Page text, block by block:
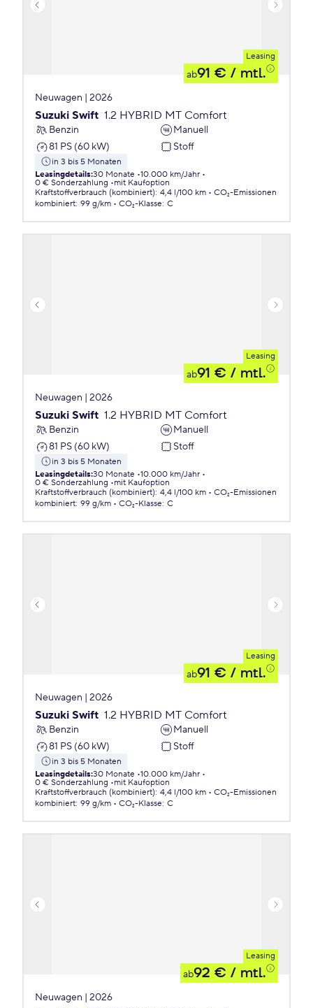
Leasing
ab91 € / mtl.
Neuwagen | 2026
Suzuki Swift 1.2 HYBRID MT Comfort
Benzin
Manuell
81 PS (60 kW)
Stoff
in 3 bis 5 Monaten
Leasingdetails:30 Monate 10.000 km/Jahr
0 € Sonderzahlung
mit Kaufoption
Kraftstoffverbrauch (kombiniert): 4,4 l/100 km
CO₂-Emissionen
kombiniert: 99 g/km CO₂-Klasse: C
Leasing
ab91 € / mtl.
Neuwagen | 2026
Suzuki Swift 1.2 HYBRID MT Comfort
Benzin
Manuell
81 PS (60 kW)
Stoff
in 3 bis 5 Monaten
Leasingdetails:30 Monate 10.000 km/Jahr
0 € Sonderzahlung
mit Kaufoption
Kraftstoffverbrauch (kombiniert): 4,4 l/100 km
CO₂-Emissionen
kombiniert: 99 g/km CO₂-Klasse: C
Leasing
ab91 € / mtl.
Neuwagen | 2026
Suzuki Swift 1.2 HYBRID MT Comfort
Benzin
Manuell
81 PS (60 kW)
Stoff
in 3 bis 5 Monaten
Leasingdetails:30 Monate 10.000 km/Jahr
0 € Sonderzahlung
mit Kaufoption
Kraftstoffverbrauch (kombiniert): 4,4 l/100 km
CO₂-Emissionen
kombiniert: 99 g/km CO₂-Klasse: C
Leasing
ab92 € / mtl.
Neuwagen | 2026